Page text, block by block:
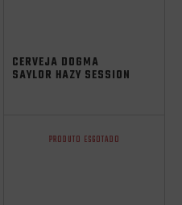
CERVEJA DOGMA
SAYLOR HAZY SESSION
PRODUTO ESGOTADO